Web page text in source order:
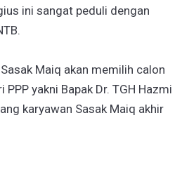
ini sangat peduli dengan
Maiq akan memilih calon
PPP yakni Bapak Dr. TGH Hazmi
karyawan Sasak Maiq akhir